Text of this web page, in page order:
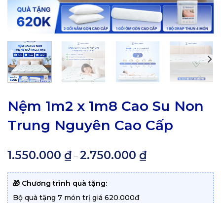
Nệm 1m2 x 1m8 Cao Su Non
Trung Nguyên Cao Cấp
1.550.000 ₫ – 2.750.000 ₫Khoảng
1.550.000 ₫
🎁 Chương trình quà tặng:
Bộ quà tặng 7 món trị giá 620.000đ